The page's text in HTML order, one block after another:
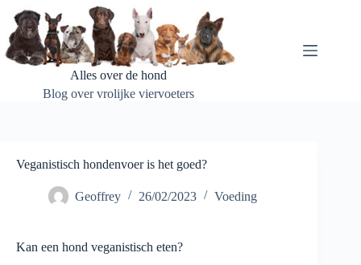
naar
de
inhoud
Alles over de hond
Blog over vrolijke viervoeters
Veganistisch hondenvoer is het goed?
Geoffrey 26/02/2023 Voeding
Kan een hond veganistisch eten?